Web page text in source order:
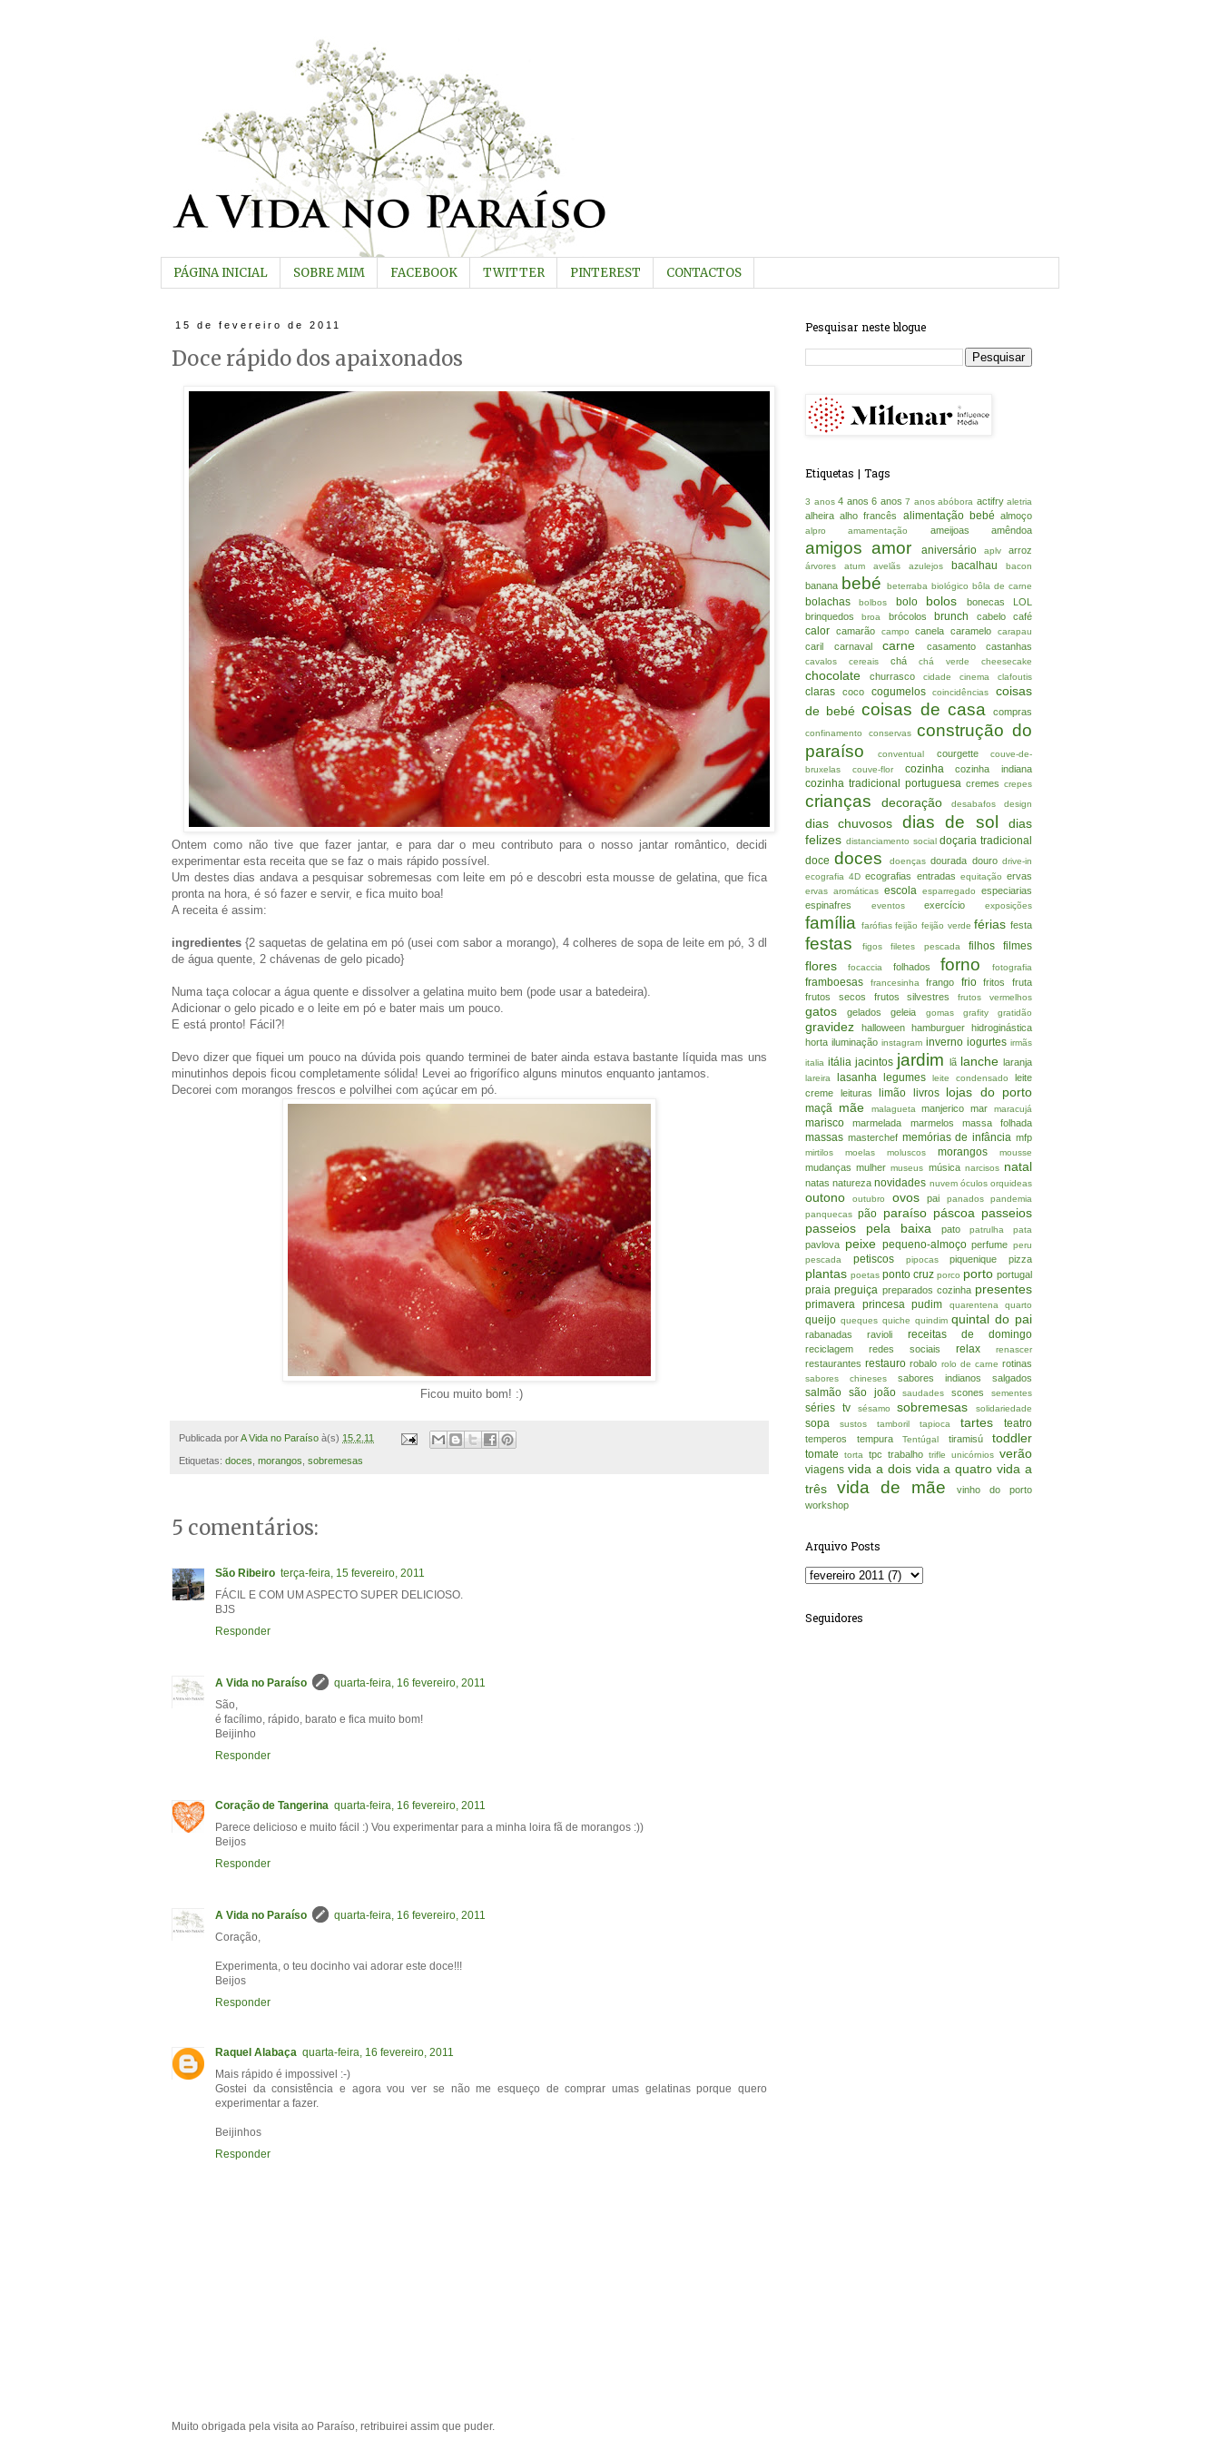
PÁGINA INICIAL SOBRE MIM FACEBOOK TWITTER PINTEREST CONTACTOS
15 de fevereiro de 2011
Doce rápido dos apaixonados
Ontem como não tive que fazer jantar, e para dar o meu contributo para o nosso jantar romântico, decidi
experimentar esta receita que se faz o mais rápido possível.
Um destes dias andava a pesquisar sobremesas com leite em pó e descobri esta mousse de gelatina, que fica
pronta na hora, é só fazer e servir, e fica muito boa!
A receita é assim:
ingredientes{2 saquetas de gelatina em pó (usei com sabor a morango), 4 colheres de sopa de leite em pó, 3 dl
de água quente, 2 chávenas de gelo picado}
Numa taça colocar a água quente e dissolver a gelatina muito bem (pode usar a batedeira).
Adicionar o gelo picado e o leite em pó e bater mais um pouco.
E está pronto! Fácil?!
Devo dizer que fiquei um pouco na dúvida pois quando terminei de bater ainda estava bastante líquida mas uns
minutinhos depois ficou completamente sólida! Levei ao frigorífico alguns minutos enquanto jantamos.
Decorei com morangos frescos e polvilhei com açúcar em pó.
Ficou muito bom! :)
Publicada porA Vida no Paraíso à(s) 15.2.11
Etiquetas: doces morangos sobremesas
5 comentários:
São Ribeiro terça-feira, 15 fevereiro, 2011
FÁCIL E COM UM ASPECTO SUPER DELICIOSO.
BJS
Responder
A Vida no Paraíso
quarta-feira, 16 fevereiro, 2011
São,
é facílimo, rápido, barato e fica muito bom!
Beijinho
Responder
Coração de Tangerina quarta-feira, 16 fevereiro, 2011
Parece delicioso e muito fácil :) Vou experimentar para a minha loira fã de morangos :))
Beijos
Responder
A Vida no Paraíso
quarta-feira, 16 fevereiro, 2011
Coração,
Experimenta, o teu docinho vai adorar este doce!!!
Beijos
Responder
Raquel Alabaça quarta-feira, 16 fevereiro, 2011
Mais rápido é impossivel :-)
Gostei da consistência e agora vou ver se não me esqueço de comprar umas gelatinas porque quero
experimentar a fazer.
Beijinhos
Responder
Muito obrigada pela visita ao Paraíso, retribuirei assim que puder.
Pesquisar neste blogue
Etiquetas | Tags
3 anos 4 anos 6 anos 7 anos abóbora actifry aletria
alheira alho francês alimentação bebé almoço
alpro amamentação ameijoas amêndoa
amigos amor aniversário aplv arroz
árvores atum avelãs azulejos bacalhau bacon
banana bebé beterraba biológico bôla de carne
bolachas bolbos bolo bolos
bonecas LOL
brinquedos
broa brócolos brunch cabelo café
calor camarão campo canela caramelo carapau
caril carnaval carne casamento castanhas
cavalos cereais chá chá verde cheesecake
chocolate churrasco cidade cinema clafoutis
claras coco cogumelos coincidências
coisas
de bebé coisas de casa compras
confinamento conservas
construção do
paraíso
conventual courgette
couve-de-
bruxelas
couve-flor cozinha cozinha indiana
cozinha tradicional portuguesa cremes crepes
crianças decoração desabafos design
dias chuvosos dias de sol
dias
felizes distanciamento social doçaria tradicional
doce doces doenças dourada douro drive-in
ecografia 4D ecografias entradas equitação ervas
ervas aromáticas escola esparregado
especiarias
espinafres
eventos exercício exposições
família farófias feijão feijão verde férias festa
festas figos filetes pescada filhos filmes
flores focaccia folhados forno fotografia
framboesas francesinha frango frio fritos
fruta
frutos secos
frutos silvestres frutos vermelhos
gatos gelados geleia gomas grafity gratidão
gravidez halloween hamburguer hidroginástica
horta iluminação instagram inverno iogurtes irmãs
italia itália jacintos jardim lã lanche laranja
lareira lasanha legumes leite condensado
leite
creme
leituras limão livros lojas do porto
maçã mãe malagueta manjerico mar maracujá
marisco marmelada marmelos massa folhada
massas masterchef memórias de infância mfp
mirtilos moelas moluscos morangos mousse
mudanças mulher museus música narcisos natal
natas natureza novidades nuvem óculos orquideas
outono outubro ovos pai panados
pandemia
panquecas pão paraíso páscoa passeios
passeios pela baixa
pato patrulha pata
pavlova peixe pequeno-almoço perfume peru
pescada
petiscos pipocas piquenique pizza
plantas poetas ponto cruz porco porto portugal
praia preguiça preparados cozinha presentes
primavera princesa pudim quarentena quarto
queijo queques quiche quindim quintal do pai
rabanadas ravioli receitas de domingo
reciclagem redes sociais relax renascer
restaurantes restauro robalo rolo de carne rotinas
sabores chineses sabores indianos salgados
salmão são joão saudades scones sementes
séries tv sésamo sobremesas solidariedade
sopa sustos tamboril tapioca tartes teatro
temperos tempura Tentúgal tiramisú toddler
tomate torta tpc trabalho trifle unicórnios verão
viagens vida a dois vida a quatro vida a
três
vida de mãe
vinho do porto
workshop
Arquivo Posts
Seguidores